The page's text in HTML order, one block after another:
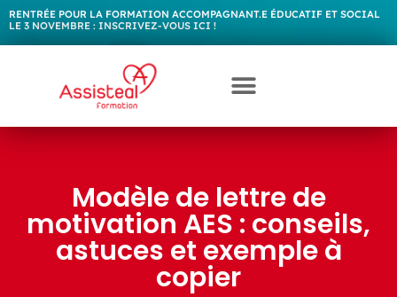
RENTRÉE POUR LA FORMATION ACCOMPAGNANT.E ÉDUCATIF ET SOCIAL
LE 3 NOVEMBRE : INSCRIVEZ-VOUS ICI !
Modèle de lettre de
motivation AES : conseils,
astuces et exemple à
copier